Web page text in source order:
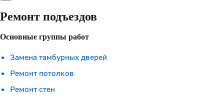
Ремонт подъездов
Основные группы работ
Замена тамбурных дверей
Ремонт потолков
Ремонт стен